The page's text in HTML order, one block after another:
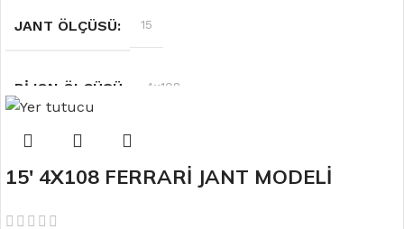
JANT ÖLÇÜSÜ 15
BIJON ÖLÇÜSÜ 4×108
RENK Mat Metal
OFSET
15′ 4X108 FERRARİ JANT MODELİ